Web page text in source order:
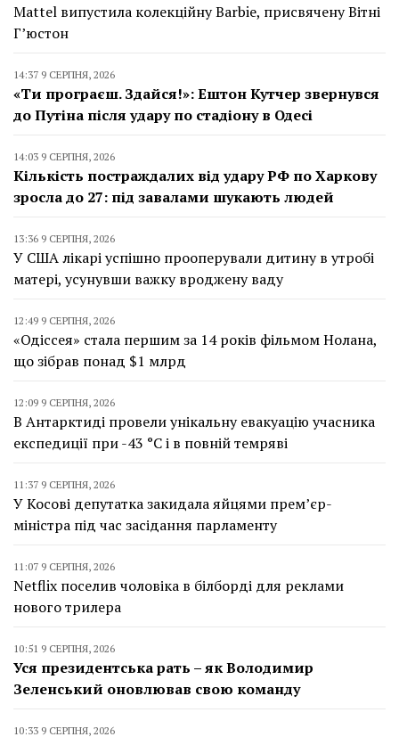
Mattel випустила колекційну Barbie, присвячену Вітні
Г’юстон
14:37 9 СЕРПНЯ, 2026
«Ти програєш. Здайся!»: Ештон Кутчер звернувся
до Путіна після удару по стадіону в Одесі
14:03 9 СЕРПНЯ, 2026
Кількість постраждалих від удару РФ по Харкову
зросла до 27: під завалами шукають людей
13:36 9 СЕРПНЯ, 2026
У США лікарі успішно прооперували дитину в утробі
матері, усунувши важку вроджену ваду
12:49 9 СЕРПНЯ, 2026
«Одіссея» стала першим за 14 років фільмом Нолана,
що зібрав понад $1 млрд
12:09 9 СЕРПНЯ, 2026
В Антарктиді провели унікальну евакуацію учасника
експедиції при -43 °C і в повній темряві
11:37 9 СЕРПНЯ, 2026
У Косові депутатка закидала яйцями прем’єр-
міністра під час засідання парламенту
11:07 9 СЕРПНЯ, 2026
Netflix поселив чоловіка в білборді для реклами
нового трилера
10:51 9 СЕРПНЯ, 2026
Уся президентська рать – як Володимир
Зеленський оновлював свою команду
10:33 9 СЕРПНЯ, 2026